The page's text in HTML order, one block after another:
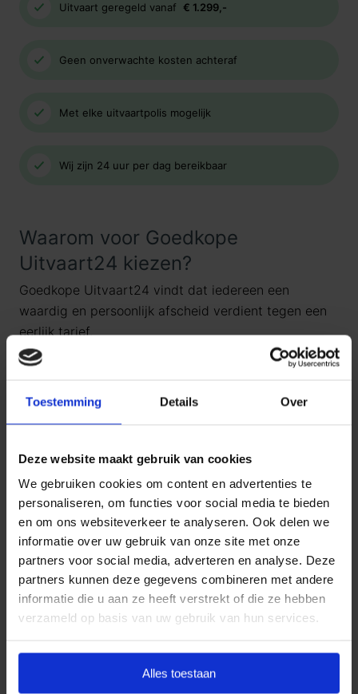
Toestemming Details Over
Deze website maakt gebruik van cookies
We gebruiken cookies om content en advertenties te
personaliseren, om functies voor social media te bieden
en om ons websiteverkeer te analyseren. Ook delen we
informatie over uw gebruik van onze site met onze
partners voor social media, adverteren en analyse. Deze
partners kunnen deze gegevens combineren met andere
informatie die u aan ze heeft verstrekt of die ze hebben
verzameld op basis van uw gebruik van hun services.
Alles toestaan
Uitvaart geregeld vanaf € 1.299,-
Geen onverwachte kosten achteraf
Met elke uitvaartpolis mogelijk
Wij zijn 24 uur per dag bereikbaar
Waarom voor Goedkope
Uitvaart24 kiezen?
Goedkope Uitvaart24 vindt dat iedereen een
waardig en persoonlijk afscheid verdient tegen een
eerlijk tarief.
Daarom kiezen wij ervoor standaard te werken met
jarenlange ervaring bieden wij uitvaartpakketten die
aansluiten bij de meest voorkomende
en de daarbij behorende (eerlijke) prijzen. U betaalt
op deze manier alleen voor datgene wat u wilt
afnemen en wat past binnen uw budget. Indien u dit
wenst, kunt u deze pakketten uitbreiden.
Door met vaste uitvaartpakketten te werken, kan
Goedkope Uitvaart24 u een goed verzorgde en
waardige crematie in Koggenland tegen een eerlijk
tarief garanderen.
ontvangen? Goedkope Uitvaart24 is 24 uur per dag